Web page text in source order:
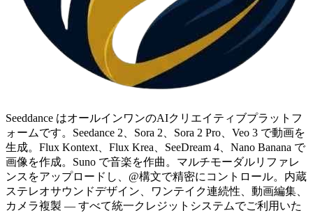
Seeddance はオールインワンのAIクリエイティブプラットフ
ォームです。Seedance 2、Sora 2、Sora 2 Pro、Veo 3 で動画を
生成。Flux Kontext、Flux Krea、SeeDream 4、Nano Banana で
画像を作成。Suno で音楽を作曲。マルチモーダルリファレ
ンスをアップロードし、@構文で精密にコントロール。内蔵
ステレオサウンドデザイン、ワンテイク連続性、動画編集、
カメラ複製 — すべて統一クレジットシステムでご利用いた